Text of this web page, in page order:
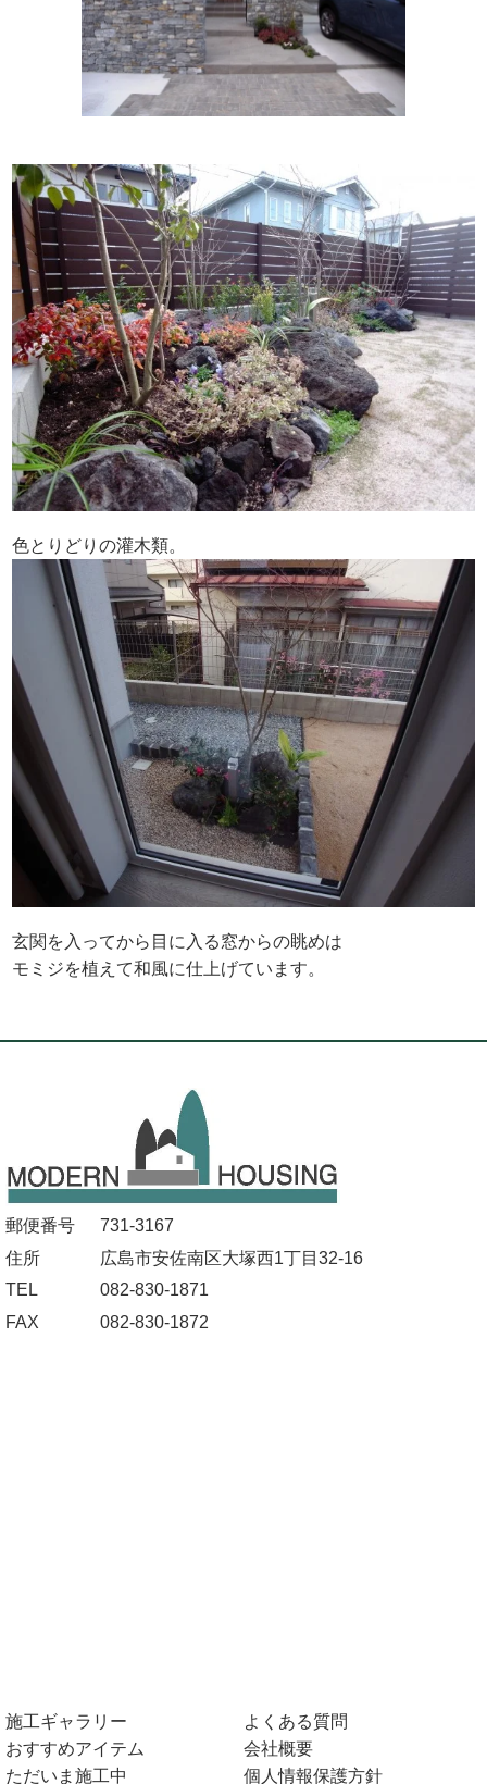
色とりどりの灌木類。
玄関を入ってから目に入る窓からの眺めは
モミジを植えて和風に仕上げています。
郵便番号
731-3167
住所
広島市安佐南区大塚西1丁目32-16
TEL
082-830-1871
FAX
082-830-1872
施工ギャラリー
おすすめアイテム
ただいま施工中
よくある質問
会社概要
個人情報保護方針